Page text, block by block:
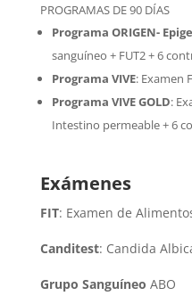
PROGRAMAS DE 90 DÍAS
Programa ORIGEN-
sanguíneo + FUT2 + 6
Programa VIVE: Examen
Programa VIVE GOLD:
Intestino permeable + 6
Exámenes
FIT: Examen de
Canditest: Candida
Grupo Sanguíneo ABO